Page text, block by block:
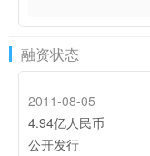
《原神》——苹
2020-03-24
海外疫情持续升
融资状态
2011-08-05
4.94亿人民币
公开发行